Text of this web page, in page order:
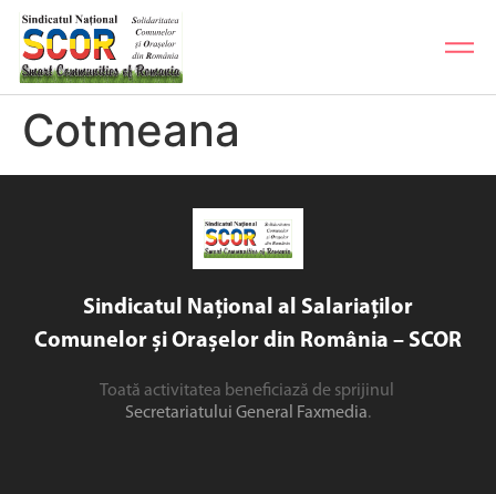
Cotmeana
Sindicatul Național al Salariaților
Comunelor și Orașelor din România – SCOR
Toată activitatea beneficiază de sprijinul
Secretariatului General Faxmedia.